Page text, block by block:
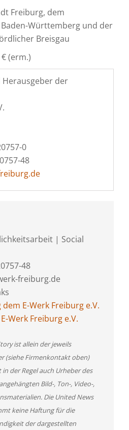
Freiburg, dem
Württemberg und der
Breisgau
(erm.)
der
0
48
| Social
48
freiburg.de
E-Werk Freiburg e.V.
Werk Freiburg e.V.
ist allein der jeweils
(siehe Firmenkontakt oben)
der Regel auch Urheber des
Bild-, Ton-, Video-,
Die United News
keine Haftung für die
der dargestellten